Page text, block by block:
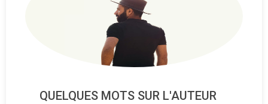
QUELQUES MOTS SUR L'AUTEUR